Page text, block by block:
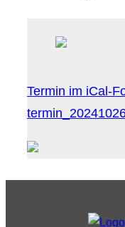
Termin im iCal-